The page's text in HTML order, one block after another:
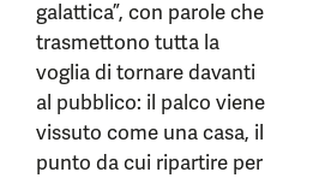
galattica”, con parole che
trasmettono tutta la
voglia di tornare davanti
al pubblico: il palco viene
vissuto come una casa, il
punto da cui ripartire per